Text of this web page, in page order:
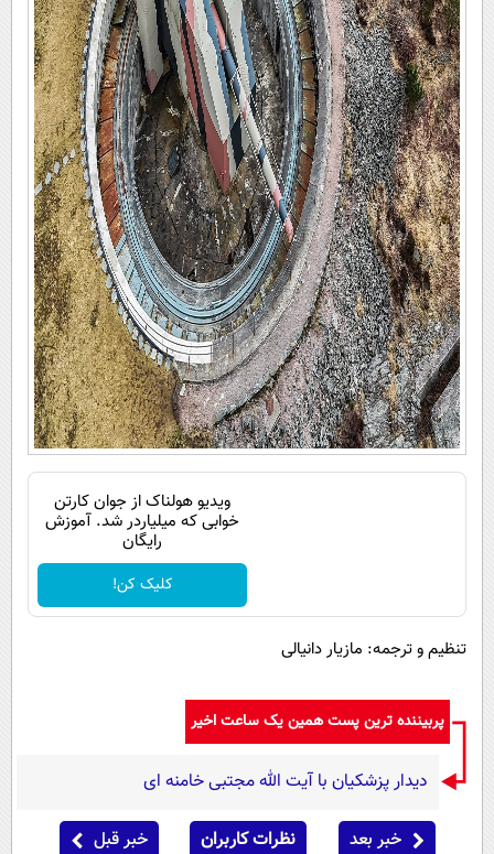
ویدیو هولناک از جوان کارتن
خوابی که میلیاردر شد. آموزش
رایگان
کلیک کن!
تنظیم و ترجمه: مازیار دانیالی
پربیننده ترین پست همین یک ساعت اخیر
دیدار پزشکیان با آیت الله مجتبی خامنه ای
خبر بعد نظرات کاربران خبر قبل